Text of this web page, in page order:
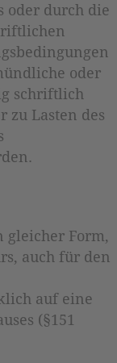
oder durch die
oder
schriftlich
zu Lasten des
gleicher Form,
auch für den
auf eine
(§151